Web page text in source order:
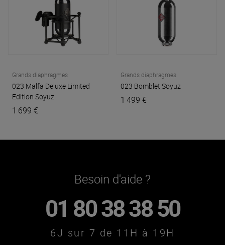
Grands diaphragmes
023 Malfa Deluxe Limited
Edition Soyuz
1 699 €
Grands diaphragmes
023 Bomblet Soyuz
1 499 €
Besoin d'aide ?
01 80 38 38 50
6J sur 7 de 11H à 19H